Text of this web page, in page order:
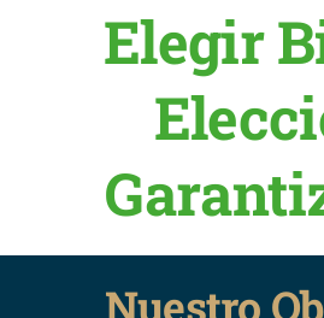
Elegir
Nuestro